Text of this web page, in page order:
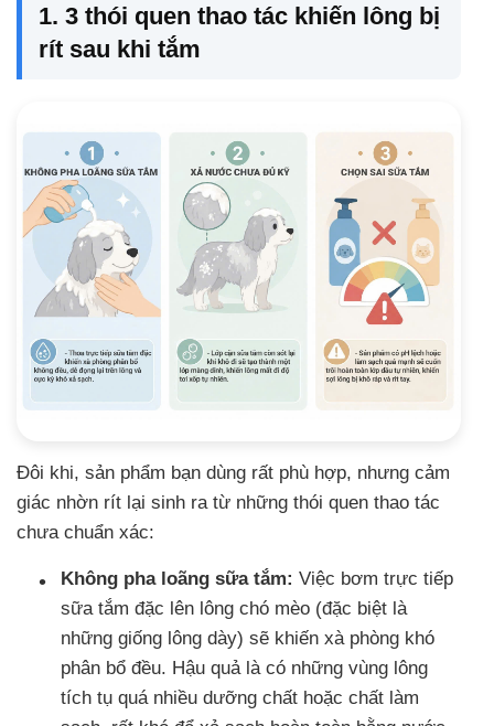
1. 3 thói quen thao tác khiến lông bị
rít sau khi tắm
Đôi khi, sản phẩm bạn dùng rất phù hợp, nhưng cảm
giác nhờn rít lại sinh ra từ những thói quen thao tác
chưa chuẩn xác:
Không pha loãng sữa tắm: Việc bơm trực tiếp
sữa tắm đặc lên lông chó mèo (đặc biệt là
những giống lông dày) sẽ khiến xà phòng khó
phân bổ đều. Hậu quả là có những vùng lông
tích tụ quá nhiều dưỡng chất hoặc chất làm